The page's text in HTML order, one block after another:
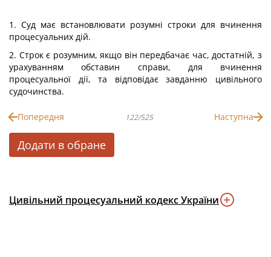
1. Суд має встановлювати розумні строки для вчинення
процесуальних дій.
2. Строк є розумним, якщо він передбачає час, достатній, з
урахуванням обставин справи, для вчинення
процесуальної дії, та відповідає завданню цивільного
судочинства.
Попередня 122/525 Наступна
Додати в обране
Цивільний процесуальний кодекс України